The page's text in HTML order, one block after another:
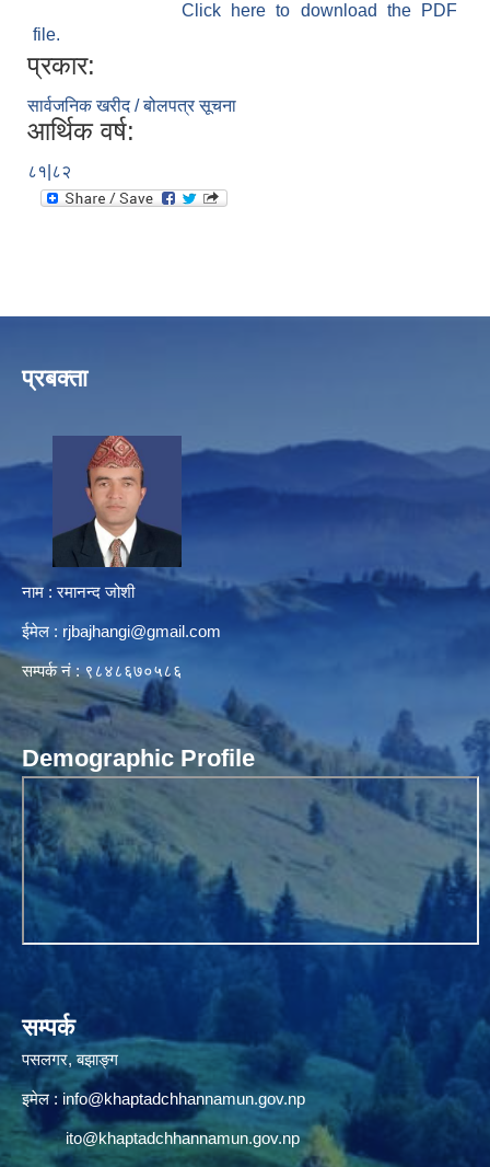
Click here to download the PDF
file.
प्रकार:
सार्वजनिक खरीद / बोलपत्र सूचना
आर्थिक वर्ष:
८१|८२
प्रबक्ता
नाम : रमानन्द जोशी
ईमेल : rjbajhangi@gmail.com
सम्पर्क नं : ९८४८६७०५८६
Demographic Profile
सम्पर्क
पसलगर, बझाङ्ग
इमेल : info@khaptadchhannamun.gov.np
ito@khaptadchhannamun.gov.np